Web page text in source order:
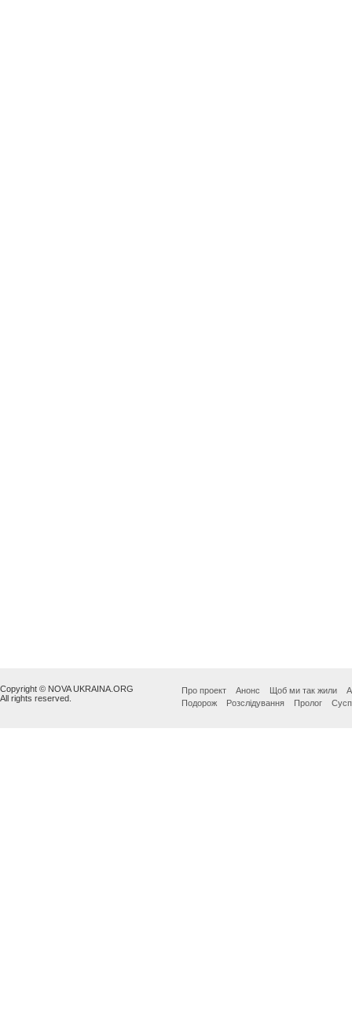
Copyright © NOVA UKRAINA.ORG
All rights reserved.
Про проект Анонс Щоб ми так жили
Подорож
Розслідування Пролог